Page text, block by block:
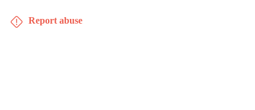
Report abuse